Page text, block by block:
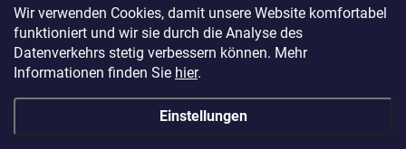
Wir verwenden Cookies, damit unsere Website komfortabel
funktioniert und wir sie durch die Analyse des
Datenverkehrs stetig verbessern können. Mehr
Informationen finden Sie hier.
Einstellungen